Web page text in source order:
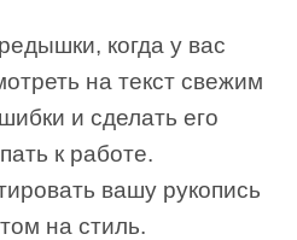
когда у вас
на текст свежим
и сделать его
к работе.
вашу рукопись
на стиль.